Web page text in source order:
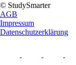
© StudySmarter
AGB
Impressum
Datenschutzerklärung